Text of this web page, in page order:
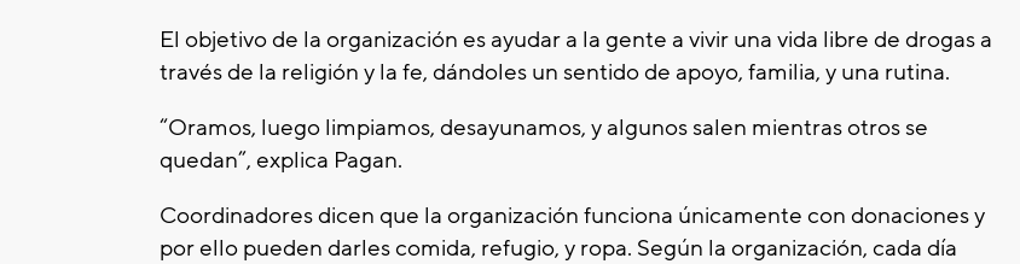
El objetivo de la organización es ayudar a la gente a vivir una vida libre de drogas a
través de la religión y la fe, dándoles un sentido de apoyo, familia, y una rutina.
“Oramos, luego limpiamos, desayunamos, y algunos salen mientras otros se
quedan”, explica Pagan.
Coordinadores dicen que la organización funciona únicamente con donaciones y
por ello pueden darles comida, refugio, y ropa. Según la organización, cada día